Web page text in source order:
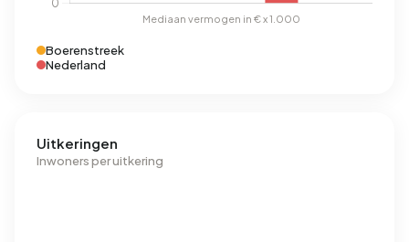
Boerenstreek
Nederland
Uitkeringen
Inwoners per uitkering